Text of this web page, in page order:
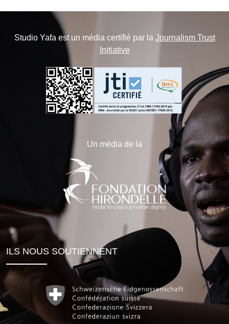
Studio Yafa est un média certifié par la Journalism Trust
Initiative
Un média de la
ILS NOUS SOUTIENNENT